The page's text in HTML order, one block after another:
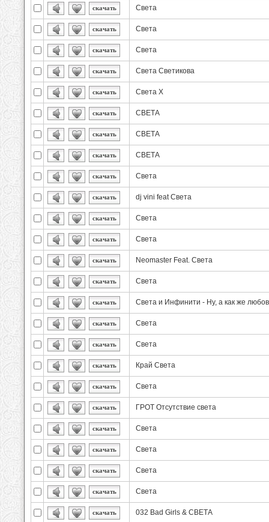
скачать Света
скачать Света
скачать Света
скачать Света Светикова
скачать Света Х
скачать СВЕТА
скачать СВЕТА
скачать СВЕТА
скачать Света
скачать dj vini feat Света
скачать Света
скачать Света
скачать Neomaster Feat. Света
скачать Света
скачать Света и Инфинити - Ну, а как же
скачать Света
скачать Света
скачать Край Света
скачать Света
скачать ГРОТ Отсутствие света
скачать Света
скачать Света
скачать Света
скачать Света
скачать 032 Bad Girls & СВЕТА